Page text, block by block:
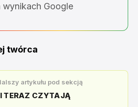
wynikach Google
twórca
artykułu pod sekcją
TERAZ CZYTAJĄ